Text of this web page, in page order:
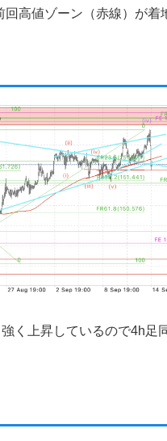
回高値ゾーン（赤線）が着
強く上昇しているので4h足